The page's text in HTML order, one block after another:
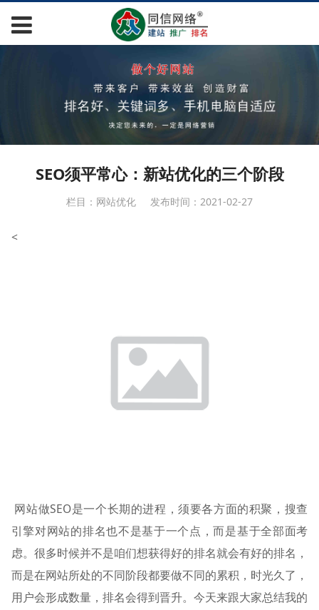
SEO须平常心：新站优化的三个阶段
栏目：网站优化 发布时间：2021-02-27
<
网站做SEO是一个长期的进程，须要各方面的积聚，搜查
引擎对网站的排名也不是基于一个点，而是基于全部面考
虑。很多时候并不是咱们想获得好的排名就会有好的排名，
而是在网站所处的不同阶段都要做不同的累积，时光久了，
用户会形成数量，排名会得到晋升。今天来跟大家总结我的